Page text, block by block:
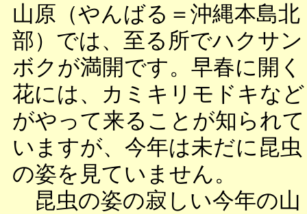
山原（やんばる＝沖縄本島北
部）では、至る所でハクサン
ボクが満開です。早春に開く
花には、カミキリモドキなど
がやって来ることが知られて
いますが、今年は未だに昆虫
の姿を見ていません。
昆虫の姿の寂しい今年の山